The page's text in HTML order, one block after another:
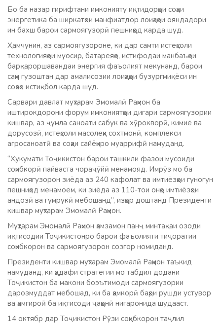
Бо ба назар гирифтани имконияту иқтидорҳои соҳаи
энергетика ба ширкатҳои манфиатдор лоиҳаҳои ояндадори
ин бахш барои сармоягузорӣ пешниҳод карда шуд.
Ҳамчунин, аз сармоягузороне, ки дар самти истеҳсоли
технологияҳои муосир, батареяҳо, истифодаи манбаъҳои
барқароршавандаи энергия фаъолият мекунанд, барои
саҳм гузоштан дар амалисозии лоиҳаҳои бузургмиқёси ин
соҳаҳо истиқбол карда шуд.
Сарвари давлат муҳтарам Эмомалӣ Раҳмон ба
иштирокдорони форум имкониятҳои дигари сармоягузории
кишвар, аз ҷумла саноати сабук ва хӯрокворӣ, кимиё ва
дорусозӣ, истеҳсоли масолеҳи сохтмонӣ, комплекси
агросаноатӣ ва соҳаи сайёҳиро муаррифӣ намуданд.
“Ҳукумати Тоҷикистон барои ташкили фазои мусоиди
соҳибкорӣ пайваста чораҷӯйӣ менамояд. Имрӯз мо ба
сармоягузорон зиёда аз 240 кафолат ва имтиёзҳои гуногун
пешниҳод менамоем, ки зиёда аз 110-тои онҳо имтиёзҳои
андозӣ ва гумрукӣ мебошанд”, изҳор доштанд Президенти
кишвар муҳтарам Эмомалӣ Раҳмон.
Муҳтарам Эмомалӣ Раҳмон ҳамзамон панҷ минтақаи озоди
иқтисодии Тоҷикистонро барои фаъолияти тиҷоратии
соҳибкорон ва сармоягузорон созгор номиданд.
Президенти кишвар муҳтарам Эмомалӣ Раҳмон таъкид
намуданд, ки ҳадафи стратегии мо табдил додани
Тоҷикистон ба макони боэътимоди сармоягузории
дарозмуддат мебошад, ки ба ҳамкорӣ баҳри рушди устувор
ва ҳамгироӣ ба иқтисоди ҷаҳонӣ нигаронида шудааст.
14 октябр дар Тоҷикистон Рӯзи соҳибкорон таҷлил